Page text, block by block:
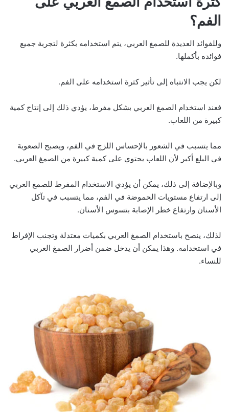
الفم؟
وللفوائد العديدة للصمغ العربي، يتم استخدامه بكثرة لتجربة جميع
فوائده بأكملها.
لكن يجب الانتباه إلى تأثير كثرة استخدامه على الفم.
فعند استخدام الصمغ العربي بشكل مفرط، يؤدي ذلك إلى إنتاج كمية
كبيرة من اللعاب.
مما يتسبب في الشعور بالإحساس اللزج في الفم، ويصبح الصعوبة
في البلع أكبر لأن اللعاب يحتوي على كمية كبيرة من الصمغ العربي.
وبالإضافة إلى ذلك، يمكن أن يؤدي الاستخدام المفرط للصمغ العربي
إلى ارتفاع مستويات الحموضة في الفم، مما يتسبب في تآكل
الأسنان وارتفاع خطر الإصابة بتسوس الأسنان.
لذلك، ينصح باستخدام الصمغ العربي بكميات معتدلة وتجنب الإفراط
في استخدامه. وهذا يمكن أن يدخل ضمن أضرار الصمغ العربي
للنساء.